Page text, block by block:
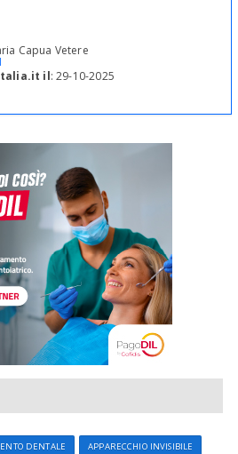
Capua Vetere
il: 29-10-2025
DENTALE APPARECCHIO INVISIBILE